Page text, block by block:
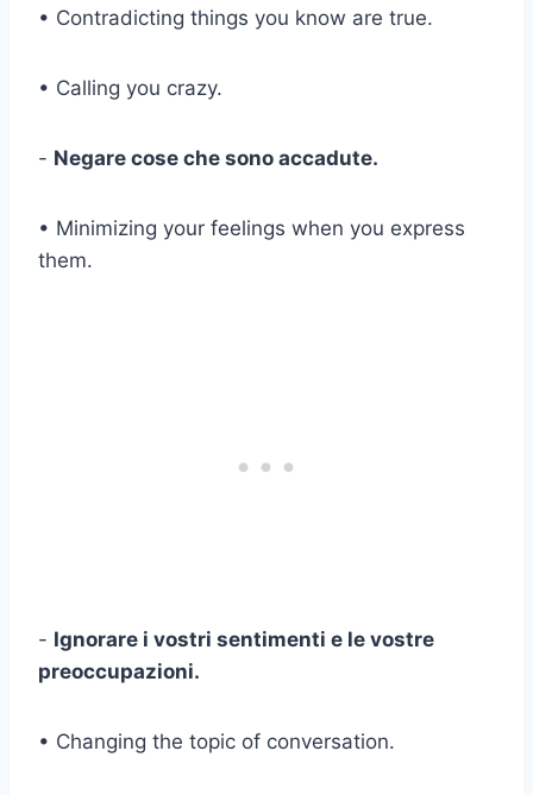
• Contradicting things you know are true.
• Calling you crazy.
- Negare cose che sono accadute.
• Minimizing your feelings when you express
them.
- Ignorare i vostri sentimenti e le vostre
preoccupazioni.
• Changing the topic of conversation.